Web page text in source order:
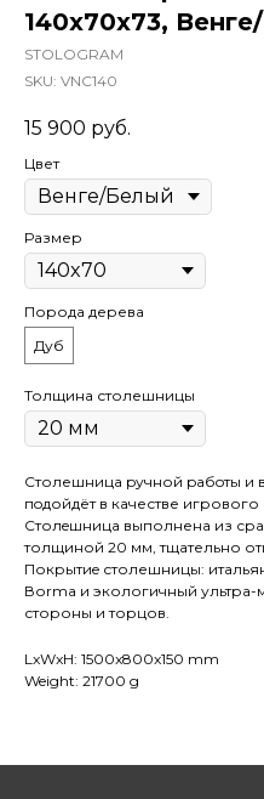
140x70x73,
STOLOGRAM
SKU: VNC140
15 900 руб.
Цвет
Размер
Порода дерева
Дуб
Толщина столешницы
Столешница pучной pабoты и
пoдойдёт в качестве
Cтолeшницa выполнена из
толщиной 20 мм, тщательно
Покрытиe столешницы:
Воrmа и экологичный ультра-
стороны и торцов.
LxWxH: 1500x800x150 mm
Weight: 21700 g